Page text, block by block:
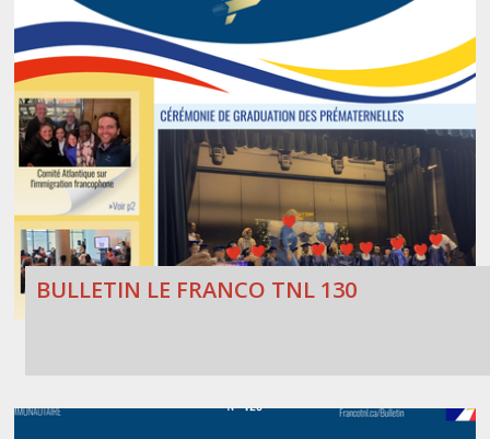
BULLETIN LE FRANCO TNL 130